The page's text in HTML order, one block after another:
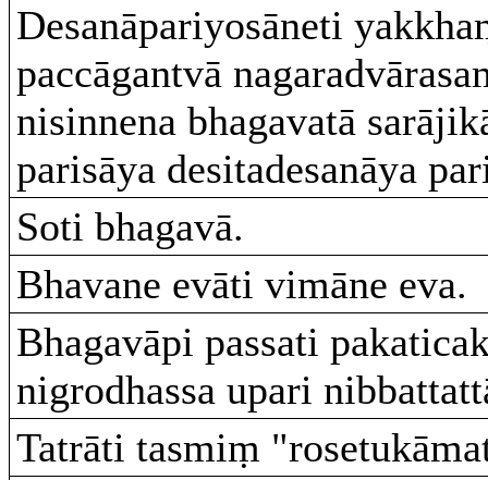
Desanāpariyosāneti
paccāgantvā
nisinnena bhagavatā
parisāya desitadesanāya
Soti bhagavā.
Bhavane evāti vimāne eva.
Bhagavāpi passati
nigrodhassa upari
Tatrāti tasmiṃ